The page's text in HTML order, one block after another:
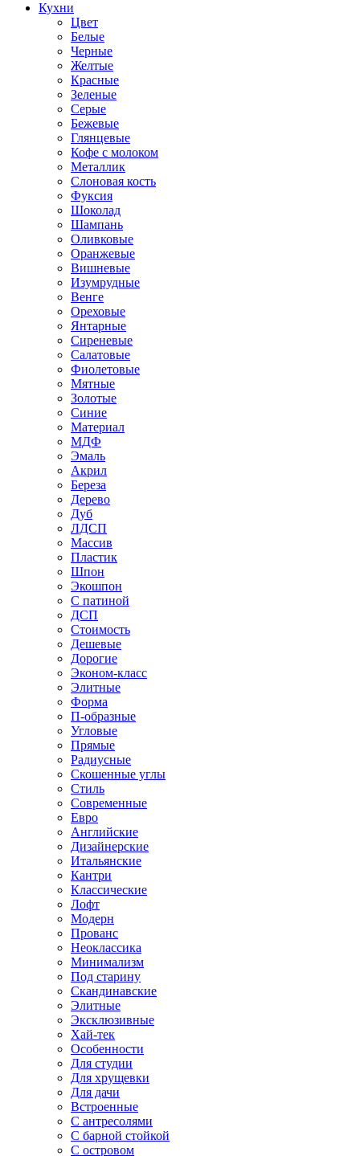
Кухни
Цвет
Белые
Черные
Желтые
Красные
Зеленые
Серые
Бежевые
Глянцевые
Кофе с молоком
Металлик
Слоновая кость
Фуксия
Шоколад
Шампань
Оливковые
Оранжевые
Вишневые
Изумрудные
Венге
Ореховые
Янтарные
Сиреневые
Салатовые
Фиолетовые
Мятные
Золотые
Синие
Материал
МДФ
Эмаль
Акрил
Береза
Дерево
Дуб
ЛДСП
Массив
Пластик
Шпон
Экошпон
С патиной
ДСП
Стоимость
Дешевые
Дорогие
Эконом-класс
Элитные
Форма
П-образные
Угловые
Прямые
Радиусные
Скошенные углы
Стиль
Современные
Евро
Английские
Дизайнерские
Итальянские
Кантри
Классические
Лофт
Модерн
Прованс
Неоклассика
Минимализм
Под старину
Скандинавские
Элитные
Эксклюзивные
Хай-тек
Особенности
Для студии
Для хрущевки
Для дачи
Встроенные
С антресолями
С барной стойкой
С островом